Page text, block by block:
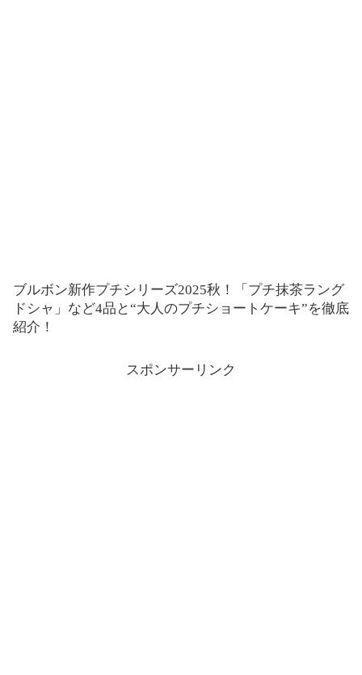
ブルボン新作プチシリーズ2025秋！「プチ抹茶ラング
ドシャ」など4品と“大人のプチショートケーキ”を徹底
紹介！
スポンサーリンク